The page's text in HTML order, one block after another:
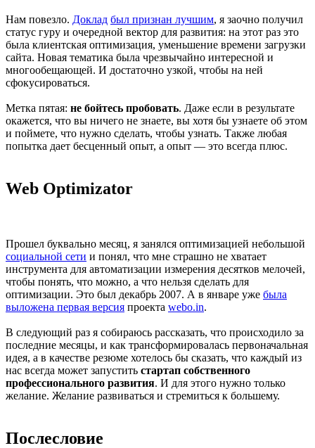
Нам повезло. Доклад был признан лучшим, я заочно получил
статус гуру и очередной вектор для развития: на этот раз это
была клиентская оптимизация, уменьшение времени загрузки
сайта. Новая тематика была чрезвычайно интересной и
многообещающей. И достаточно узкой, чтобы на ней
сфокусироваться.
Метка пятая: не бойтесь пробовать. Даже если в результате
окажется, что вы ничего не знаете, вы хотя бы узнаете об этом
и поймете, что нужно сделать, чтобы узнать. Также любая
попытка дает бесценный опыт, а опыт — это всегда плюс.
Web Optimizator
Прошел буквально месяц, я занялся оптимизацией небольшой
социальной сети и понял, что мне страшно не хватает
инструмента для автоматизации измерения десятков мелочей,
чтобы понять, что можно, а что нельзя сделать для
оптимизации. Это был декабрь 2007. А в январе уже была
выложена первая версия проекта webo.in.
В следующий раз я собираюсь рассказать, что происходило за
последние месяцы, и как трансформировалась первоначальная
идея, а в качестве резюме хотелось бы сказать, что каждый из
нас всегда может запустить стартап собственного
профессионального развития. И для этого нужно только
желание. Желание развиваться и стремиться к большему.
Послесловие